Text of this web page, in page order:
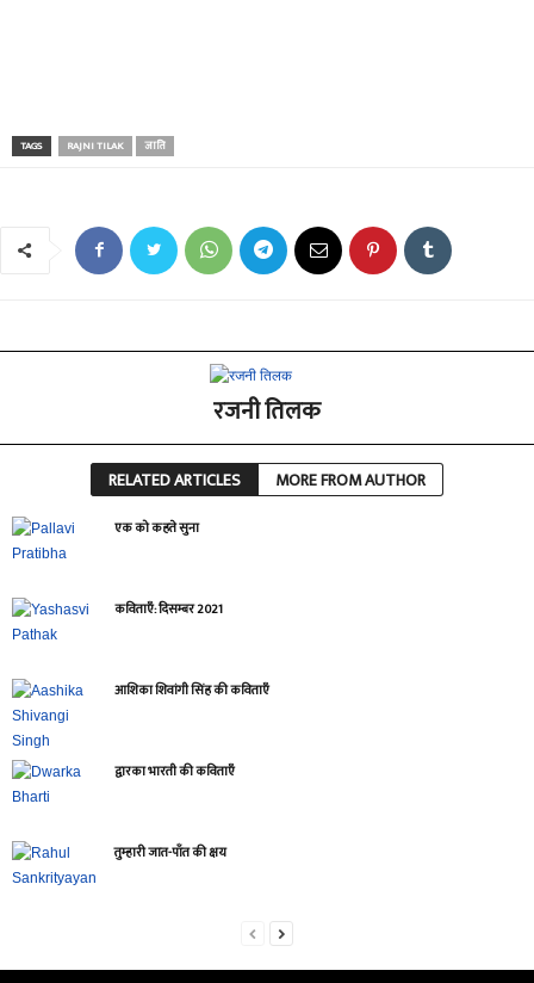
TAGS RAJNI TILAK जाति
रजनी तिलक
RELATED ARTICLES MORE FROM AUTHOR
एक को कहते सुना
कविताएँ: दिसम्बर 2021
आशिका शिवांगी सिंह की कविताएँ
द्वारका भारती की कविताएँ
तुम्हारी जात-पाँत की क्षय